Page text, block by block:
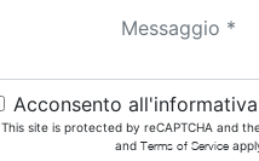
Acconsento
This site is protected by reCAPTCHA and
and Terms of Service